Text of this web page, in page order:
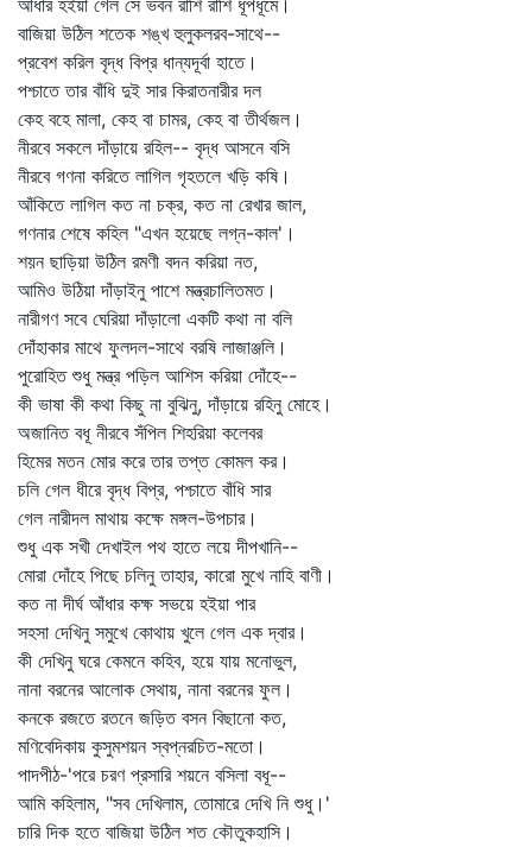
আঁধার হইয়া গেল সে ভবন রাশি রাশি ধূপধূমে।
বাজিয়া উঠিল শতেক শঙ্খ হুলুকলরব-সাথে--
প্রবেশ করিল বৃদ্ধ বিপ্র ধান্যদূর্বা হাতে।
পশ্চাতে তার বাঁধি দুই সার কিরাতনারীর দল
কেহ বহে মালা, কেহ বা চামর, কেহ বা তীর্থজল।
নীরবে সকলে দাঁড়ায়ে রহিল-- বৃদ্ধ আসনে বসি
নীরবে গণনা করিতে লাগিল গৃহতলে খড়ি কষি।
আঁকিতে লাগিল কত না চক্র, কত না রেখার জাল,
গণনার শেষে কহিল "এখন হয়েছে লগ্ন-কাল'।
শয়ন ছাড়িয়া উঠিল রমণী বদন করিয়া নত,
আমিও উঠিয়া দাঁড়াইনু পাশে মন্ত্রচালিতমত।
নারীগণ সবে ঘেরিয়া দাঁড়ালো একটি কথা না বলি
দোঁহাকার মাথে ফুলদল-সাথে বরষি লাজাঞ্জলি।
পুরোহিত শুধু মন্ত্র পড়িল আশিস করিয়া দোঁহে--
কী ভাষা কী কথা কিছু না বুঝিনু, দাঁড়ায়ে রহিনু মোহে।
অজানিত বধূ নীরবে সঁপিল শিহরিয়া কলেবর
হিমের মতন মোর করে তার তপ্ত কোমল কর।
চলি গেল ধীরে বৃদ্ধ বিপ্র, পশ্চাতে বাঁধি সার
গেল নারীদল মাথায় কক্ষে মঙ্গল-উপচার।
শুধু এক সখী দেখাইল পথ হাতে লয়ে দীপখানি--
মোরা দোঁহে পিছে চলিনু তাহার, কারো মুখে নাহি বাণী।
কত না দীর্ঘ আঁধার কক্ষ সভয়ে হইয়া পার
সহসা দেখিনু সমুখে কোথায় খুলে গেল এক দ্বার।
কী দেখিনু ঘরে কেমনে কহিব, হয়ে যায় মনোভুল,
নানা বরনের আলোক সেথায়, নানা বরনের ফুল।
কনকে রজতে রতনে জড়িত বসন বিছানো কত,
মণিবেদিকায় কুসুমশয়ন স্বপ্নরচিত-মতো।
পাদপীঠ-'পরে চরণ প্রসারি শয়নে বসিলা বধূ--
আমি কহিলাম, "সব দেখিলাম, তোমারে দেখি নি শুধু।'
চারি দিক হতে বাজিয়া উঠিল শত কৌতুকহাসি।